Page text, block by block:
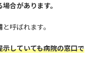
合があります。
と呼ばれます。
示していても病院の窓口で